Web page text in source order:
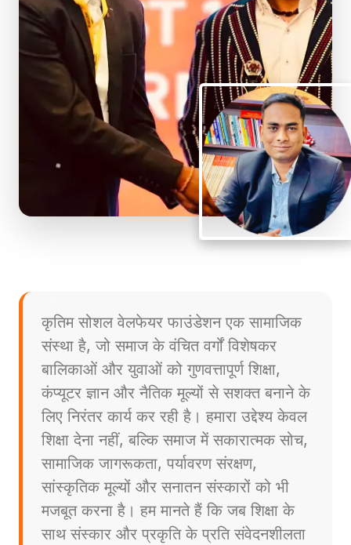
कृतिम सोशल वेलफेयर फाउंडेशन एक सामाजिक
संस्था है, जो समाज के वंचित वर्गों विशेषकर
बालिकाओं और युवाओं को गुणवत्तापूर्ण शिक्षा,
कंप्यूटर ज्ञान और नैतिक मूल्यों से सशक्त बनाने के
लिए निरंतर कार्य कर रही है। हमारा उद्देश्य केवल
शिक्षा देना नहीं, बल्कि समाज में सकारात्मक सोच,
सामाजिक जागरूकता, पर्यावरण संरक्षण,
सांस्कृतिक मूल्यों और सनातन संस्कारों को भी
मजबूत करना है। हम मानते हैं कि जब शिक्षा के
साथ संस्कार और प्रकृति के प्रति संवेदनशीलता